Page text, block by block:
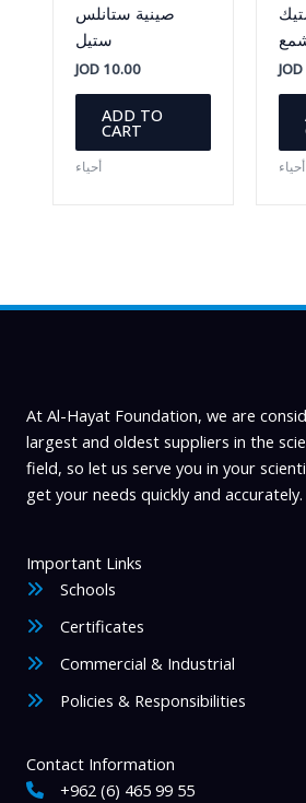
صينية ستانلس
ستيل
JOD10.00
ADD TO
CART
أحياء
JOD
أحياء
At Al-Hayat Foundation, we are
largest and oldest suppliers in the
field, so let us serve you in your
get your needs quickly and accurately.
Important Links
Schools
Certificates
Commercial & Industrial
Policies & Responsibilities
Contact Information
+962 (6) 465 99 55